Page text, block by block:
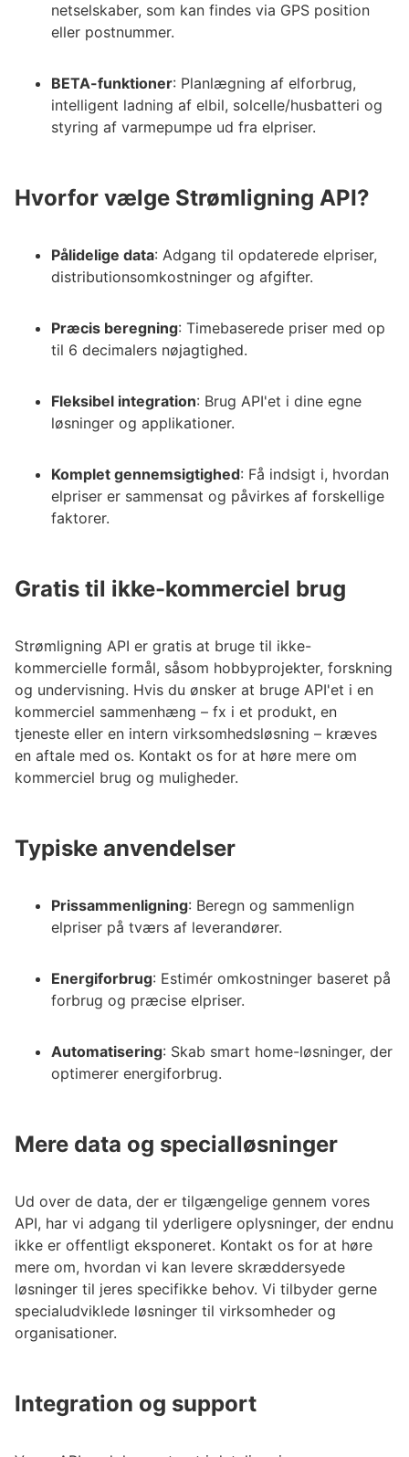
netselskaber, som kan findes via GPS position
eller postnummer.
BETA-funktioner: Planlægning af elforbrug,
intelligent ladning af elbil, solcelle/husbatteri og
styring af varmepumpe ud fra elpriser.
Hvorfor vælge Strømligning API?
Pålidelige data: Adgang til opdaterede elpriser,
distributionsomkostninger og afgifter.
Præcis beregning: Timebaserede priser med op
til 6 decimalers nøjagtighed.
Fleksibel integration: Brug API'et i dine egne
løsninger og applikationer.
Komplet gennemsigtighed: Få indsigt i, hvordan
elpriser er sammensat og påvirkes af forskellige
faktorer.
Gratis til ikke-kommerciel brug
Strømligning API er gratis at bruge til ikke-
kommercielle formål, såsom hobbyprojekter, forskning
og undervisning. Hvis du ønsker at bruge API'et i en
kommerciel sammenhæng – fx i et produkt, en
tjeneste eller en intern virksomhedsløsning – kræves
en aftale med os. Kontakt os for at høre mere om
kommerciel brug og muligheder.
Typiske anvendelser
Prissammenligning: Beregn og sammenlign
elpriser på tværs af leverandører.
Energiforbrug: Estimér omkostninger baseret på
forbrug og præcise elpriser.
Automatisering: Skab smart home-løsninger, der
optimerer energiforbrug.
Mere data og specialløsninger
Ud over de data, der er tilgængelige gennem vores
API, har vi adgang til yderligere oplysninger, der endnu
ikke er offentligt eksponeret. Kontakt os for at høre
mere om, hvordan vi kan levere skræddersyede
løsninger til jeres specifikke behov. Vi tilbyder gerne
specialudviklede løsninger til virksomheder og
organisationer.
Integration og support